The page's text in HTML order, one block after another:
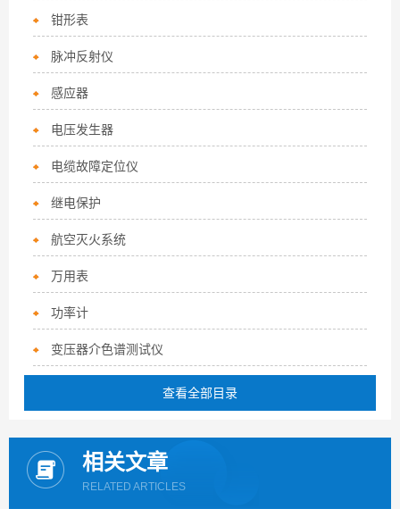
钳形表
脉冲反射仪
感应器
电压发生器
电缆故障定位仪
继电保护
航空灭火系统
万用表
功率计
变压器介色谱测试仪
查看全部目录
相关文章
RELATED ARTICLES